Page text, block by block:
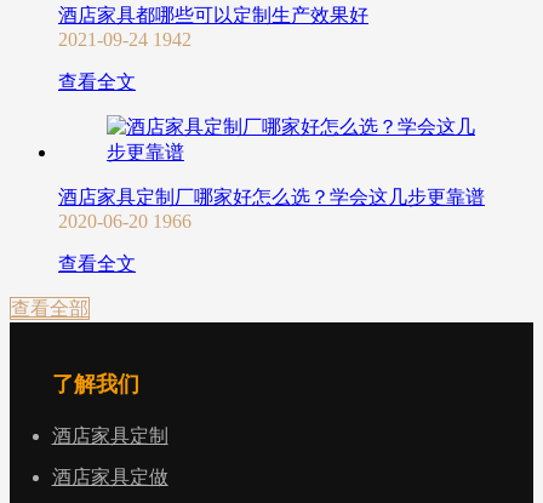
酒店家具都哪些可以定制生产效果好
2021-09-24 1942
查看全文
酒店家具定制厂哪家好怎么选？学会这几步更靠谱
2020-06-20 1966
查看全文
查看全部
了解我们
酒店家具定制
酒店家具定做